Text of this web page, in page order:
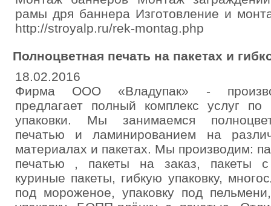
рамы дря баннера Изготовление и
http://stroyalp.ru/rek-montag.php
Полноцветная печать на пакетах и
18.02.2016
Фирма ООО «Владупак» -
предлагает полный комплекс услуг
упаковки. Мы занимаемся
печатью и ламинированием на
материалах и пакетах. Мы производим:
печатью , пакеты на заказ, пакеты
куриные пакеты, гибкую упаковку,
под мороженое, упаковку под